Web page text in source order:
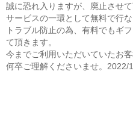
誠に恐れ入りますが、廃止させて
サービスの一環として無料で行
トラブル防止の為、有料でもギ
て頂きます。
今までご利用いただいていたお
何卒ご理解くださいませ。2022/